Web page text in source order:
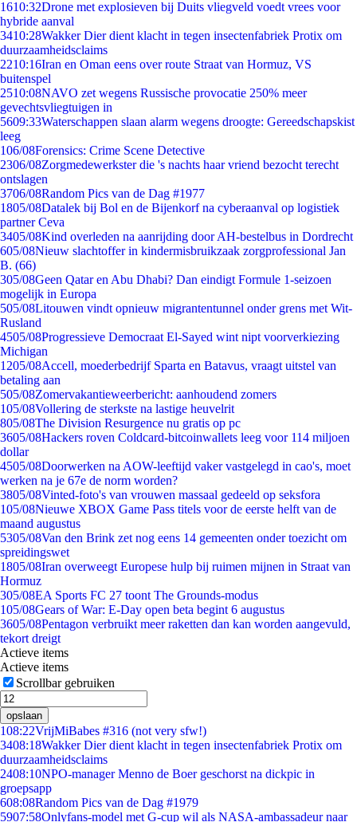
1610:32Drone met explosieven bij Duits vliegveld voedt vrees voor
hybride aanval
3410:28Wakker Dier dient klacht in tegen insectenfabriek Protix om
duurzaamheidsclaims
2210:16Iran en Oman eens over route Straat van Hormuz, VS
buitenspel
2510:08NAVO zet wegens Russische provocatie 250% meer
gevechtsvliegtuigen in
5609:33Waterschappen slaan alarm wegens droogte: Gereedschapskist
leeg
106/08Forensics: Crime Scene Detective
2306/08Zorgmedewerkster die 's nachts haar vriend bezocht terecht
ontslagen
3706/08Random Pics van de Dag #1977
1805/08Datalek bij Bol en de Bijenkorf na cyberaanval op logistiek
partner Ceva
3405/08Kind overleden na aanrijding door AH-bestelbus in Dordrecht
605/08Nieuw slachtoffer in kindermisbruikzaak zorgprofessional Jan
B. (66)
305/08Geen Qatar en Abu Dhabi? Dan eindigt Formule 1-seizoen
mogelijk in Europa
505/08Litouwen vindt opnieuw migrantentunnel onder grens met Wit-
Rusland
4505/08Progressieve Democraat El-Sayed wint nipt voorverkiezing
Michigan
1205/08Accell, moederbedrijf Sparta en Batavus, vraagt uitstel van
betaling aan
505/08Zomervakantieweerbericht: aanhoudend zomers
105/08Vollering de sterkste na lastige heuvelrit
805/08The Division Resurgence nu gratis op pc
3605/08Hackers roven Coldcard-bitcoinwallets leeg voor 114 miljoen
dollar
4505/08Doorwerken na AOW-leeftijd vaker vastgelegd in cao's, moet
werken na je 67e de norm worden?
3805/08Vinted-foto's van vrouwen massaal gedeeld op seksfora
105/08Nieuwe XBOX Game Pass titels voor de eerste helft van de
maand augustus
5305/08Van den Brink zet nog eens 14 gemeenten onder toezicht om
spreidingswet
1805/08Iran overweegt Europese hulp bij ruimen mijnen in Straat van
Hormuz
305/08EA Sports FC 27 toont The Grounds-modus
105/08Gears of War: E-Day open beta begint 6 augustus
3605/08Pentagon verbruikt meer raketten dan kan worden aangevuld,
tekort dreigt
Actieve items
Actieve items
Scrollbar gebruiken
opslaan
108:22VrijMiBabes #316 (not very sfw!)
3408:18Wakker Dier dient klacht in tegen insectenfabriek Protix om
duurzaamheidsclaims
2408:10NPO-manager Menno de Boer geschorst na dickpic in
groepsapp
608:08Random Pics van de Dag #1979
5907:58Onlyfans-model met G-cup wil als NASA-ambassadeur naar